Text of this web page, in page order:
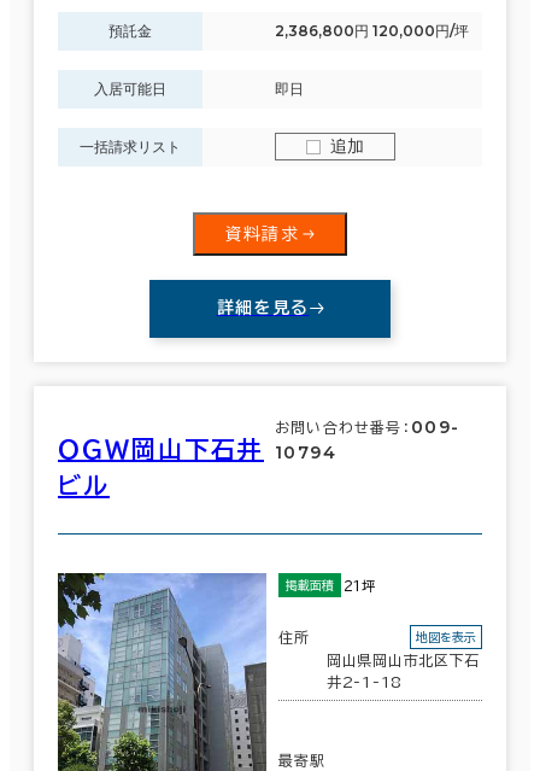
預託金 2,386,800円 120,000円/坪
入居可能日 即日
一括請求リスト 追加
資料請求
詳細を見る
ＯＧＷ岡山下石井
ビル
お問い合わせ番号： 009-
10794
掲載面積 21坪
住所
岡山県岡山市北区下石
井2-1-18
地図を表示
最寄駅